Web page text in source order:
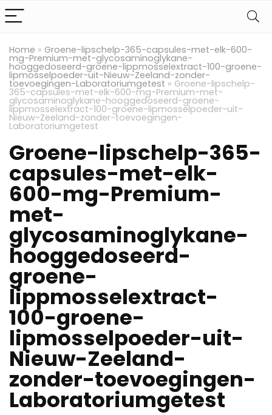
Home » Groene-lipschelp-365-capsules-met-elk-600-
mg-Premium-met-glycosaminoglykane-
hooggedoseerd-groene-lippmosselextract-100-groene-
lipmosselpoeder-uit-Nieuw-Zeeland-zonder-
toevoegingen-Laboratoriumgetest » Groene-lipschelp-
365-capsules-met-elk-600-mg-Premium-met-
glycosaminoglykane-hooggedoseerd-groene-
lippmosselextract-100-groene-lipmosselpoeder-uit-
Nieuw-Zeeland-zonder-toevoegingen-
Laboratoriumgetest
Groene-lipschelp-365-
capsules-met-elk-
600-mg-Premium-
met-
glycosaminoglykane-
hooggedoseerd-
groene-
lippmosselextract-
100-groene-
lipmosselpoeder-uit-
Nieuw-Zeeland-
zonder-toevoegingen-
Laboratoriumgetest